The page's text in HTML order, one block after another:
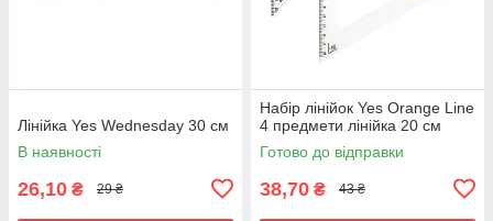
Лінійка Yes Wednesday 30 см
В наявності
26,10 ₴ 29 ₴
Набір лінійок Yes Orange Line
4 предмети лінійка 20 см
Готово до відправки
38,70 ₴ 43 ₴